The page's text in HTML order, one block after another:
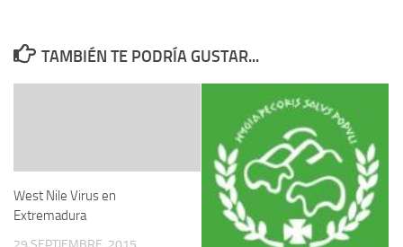
TAMBIÉN TE PODRÍA GUSTAR...
West Nile Virus en
Extremadura